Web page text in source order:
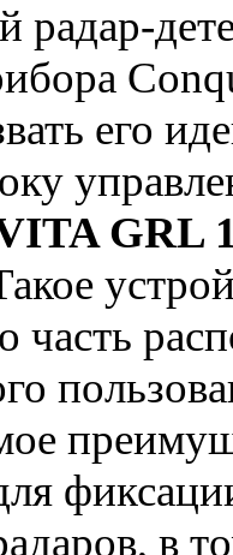
радар-
его
GRL
часть
в